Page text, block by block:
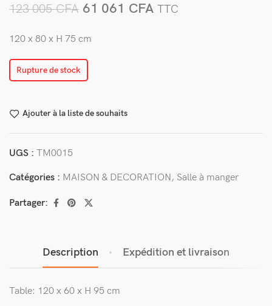
123 005CFA 61 061 CFA TTC
120 x 80 x H 75 cm
Rupture de stock
Ajouter à la liste de souhaits
UGS : TM0015
Catégories : MAISON & DECORATION, Salle à manger
Partager:
Description Expédition et livraison
Table: 120 x 60 x H 95 cm